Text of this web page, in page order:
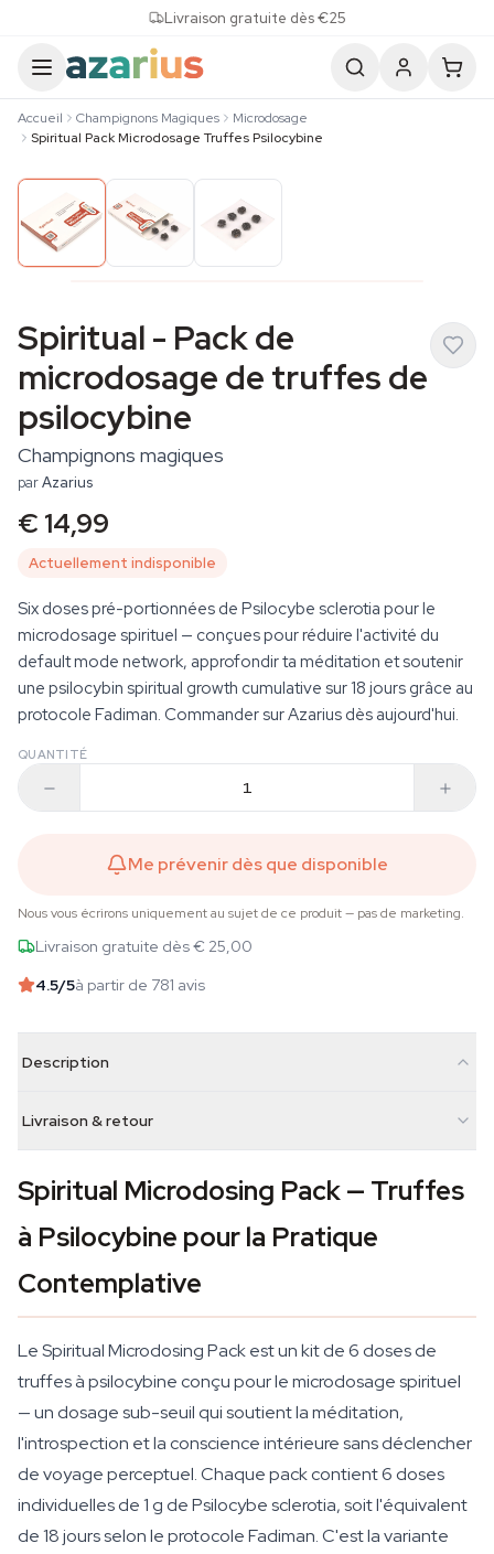
Livraison gratuite dès €25
Accueil Champignons Magiques
Microdosage
Spiritual Pack Microdosage Truffes Psilocybine
Spiritual - Pack de
microdosage de truffes de
psilocybine
Champignons magiques
parAzarius
€ 14,99
Actuellement indisponible
Six doses pré-portionnées de Psilocybe sclerotia pour le
microdosage spirituel — conçues pour réduire l'activité du
default mode network, approfondir ta méditation et soutenir
une psilocybin spiritual growth cumulative sur 18 jours grâce au
protocole Fadiman. Commander sur Azarius dès aujourd'hui.
QUANTITÉ
Me prévenir dès que disponible
Nous vous écrirons uniquement au sujet de ce produit — pas de marketing.
Livraison gratuite dès € 25,00
4.5/5à partir de 781 avis
Description
Livraison & retour
Spiritual Microdosing Pack — Truffes
à Psilocybine pour la Pratique
Contemplative
Le Spiritual Microdosing Pack est un kit de 6 doses de
truffes à psilocybine conçu pour le microdosage spirituel
— un dosage sub-seuil qui soutient la méditation,
l'introspection et la conscience intérieure sans déclencher
de voyage perceptuel. Chaque pack contient 6 doses
individuelles de 1 g de Psilocybe sclerotia, soit l'équivalent
de 18 jours selon le protocole Fadiman. C'est la variante